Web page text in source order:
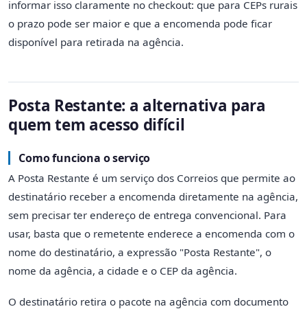
informar isso claramente no checkout: que para CEPs rurais
o prazo pode ser maior e que a encomenda pode ficar
disponível para retirada na agência.
Posta Restante: a alternativa para
quem tem acesso difícil
Como funciona o serviço
A Posta Restante é um serviço dos Correios que permite ao
destinatário receber a encomenda diretamente na agência,
sem precisar ter endereço de entrega convencional. Para
usar, basta que o remetente enderece a encomenda com o
nome do destinatário, a expressão "Posta Restante", o
nome da agência, a cidade e o CEP da agência.
O destinatário retira o pacote na agência com documento